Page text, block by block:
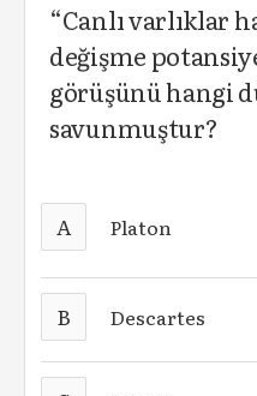
“Canlı varlıklar
değişme
görüşünü hangi
savunmuştur?
A Platon
B Descartes